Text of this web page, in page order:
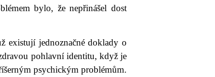
bylo, že nepřinášel dost
existují jednoznačné doklady o
pohlavní identitu, když je
psychickým problémům.